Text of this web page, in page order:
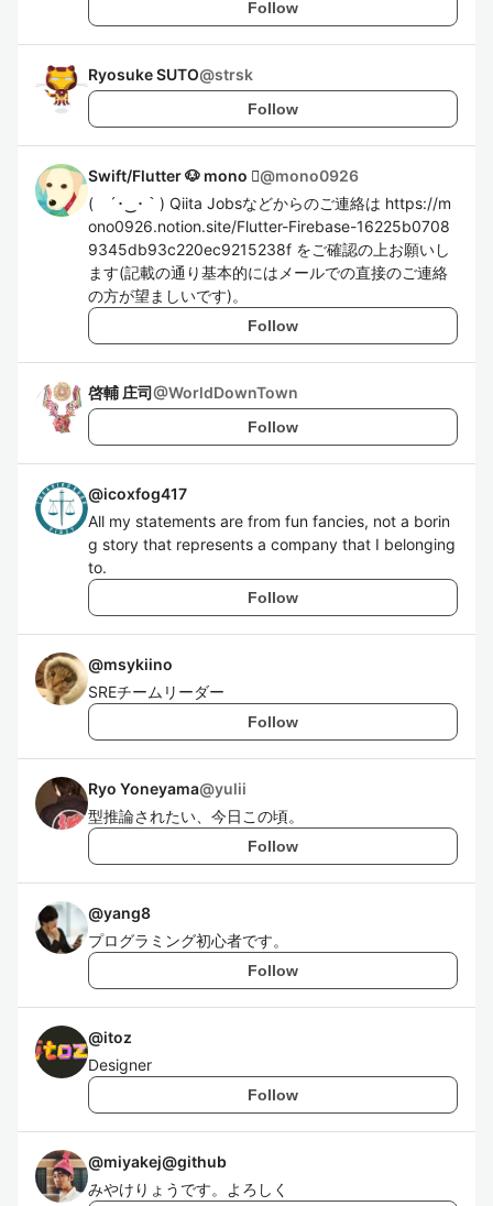
Follow
Ryosuke SUTO@strsk
Follow
Swift/Flutter 🐶 mono @mono0926
( ´･‿･｀) Qiita Jobsなどからのご連絡は https://m
ono0926.notion.site/Flutter-Firebase-16225b0708
9345db93c220ec9215238f をご確認の上お願いし
ます(記載の通り基本的にはメールでの直接のご連絡
の方が望ましいです)。
Follow
啓輔 庄司@WorldDownTown
Follow
@icoxfog417
All my statements are from fun fancies, not a borin
g story that represents a company that I belonging
to.
Follow
@msykiino
SREチームリーダー
Follow
Ryo Yoneyama@yulii
型推論されたい、今日この頃。
Follow
@yang8
プログラミング初心者です。
Follow
@itoz
Designer
Follow
@miyakej@github
みやけりょうです。よろしく